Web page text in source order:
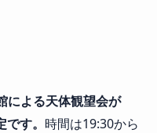
による天体観望会が
す。 時間は19:30から